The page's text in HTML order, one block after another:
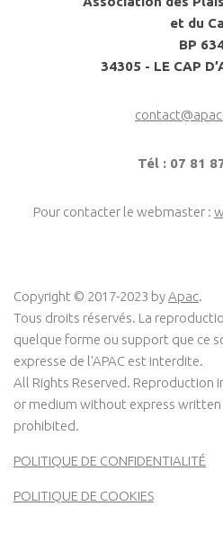
et du
BP
34305 - LE CAP
Tél : 07 81
Pour contacter le webmaster :
Copyright © 2017-2023 byApac.
Tous droits réservés. La
quelque forme ou support que ce
expresse de l'APAC est interdite.
All Rights Reserved. Reproduction
or medium without express written
prohibited.
POLITIQUE DE CONFIDENTIALITÉ
POLITIQUE DE COOKIES